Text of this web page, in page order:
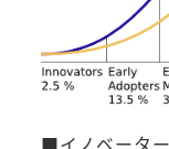
■イノベータ